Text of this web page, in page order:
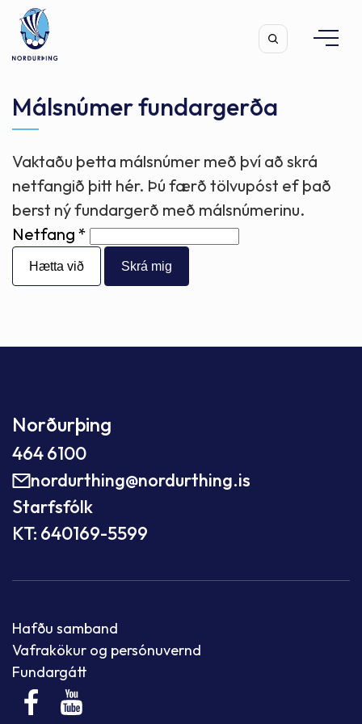
Leita
Málsnúmer fundargerða
Vaktaðu þetta málsnúmer með því að skrá
netfangið þitt hér. Þú færð tölvupóst ef það
berst ný fundargerð með málsnúmerinu.
Netfang
Hætta við
Norðurþing
464 6100
nordurthing@nordurthing.is
Starfsfólk
KT: 640169-5599
Hafðu samband
Vafrakökur og persónuvernd
Fundargátt